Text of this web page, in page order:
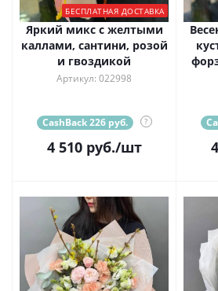
БЕСПЛАТНАЯ ДОСТАВКА
Яркий микс с желтыми
каллами, сантини, розой
и гвоздикой
Артикул: 022998
CashBack 226 руб. ?
4 510руб./шт